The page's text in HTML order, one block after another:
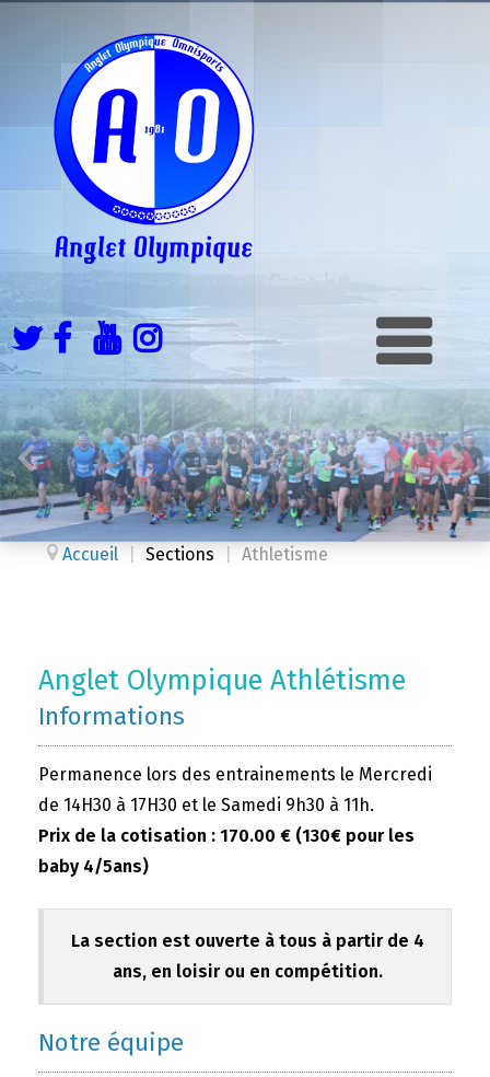
Accueil Sections Athletisme
Anglet Olympique Athlétisme
Informations
Permanence lors des entrainements le Mercredi
de 14H30 à 17H30 et le Samedi 9h30 à 11h.
Prix de la cotisation : 170.00 € (130€ pour les
baby 4/5ans)
La section est ouverte à tous à partir de 4
ans, en loisir ou en compétition.
Notre équipe